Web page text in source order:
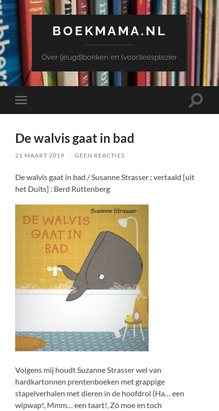
BOEKMAMA.NL
Over (jeugd)boeken en (voor)leesplezier
Toggle
mobiel
Toggle
De walvis gaat in bad
21 MAART 2019 / GEEN REACTIES
De walvis gaat in bad / Susanne Strasser ; vertaald [uit
het Duits] : Berd Ruttenberg
Volgens mij houdt Suzanne Strasser wel van
hardkartonnen prentenboeken met grappige
stapelverhalen met dieren in de hoofdrol (Ha… een
wipwap!, Mmm… een taart!, Zó moe en toch